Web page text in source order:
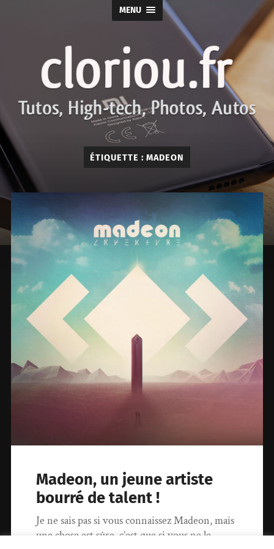
MENU
cloriou.fr
ÉTIQUETTE : MADEON
Madeon, un jeune artiste
bourré de talent !
Je ne sais pas si vous connaissez Madeon, mais
une chose est sûre, c’est que si vous ne le